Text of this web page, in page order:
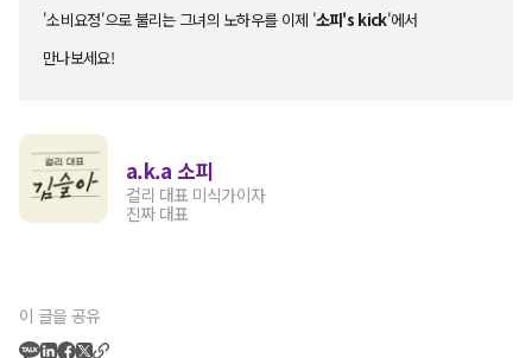
'소비요정'으로 불리는 그녀의 노하우를 이제 '소피's kick'에서
만나보세요!
a.k.a 소피
컬리 대표 미식가이자
진짜 대표
이 글을 공유